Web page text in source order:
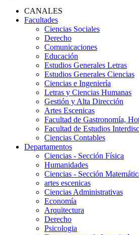
CANALES
Facultades
Ciencias Sociales
Derecho
Comunicaciones
Educación
Estudios Generales Letras
Estudios Generales Ciencias
Ciencias e Ingeniería
Letras y Ciencias Humanas
Gestión y Alta Dirección
Artes Escenicas
Facultad de Gastronomía,
Facultad de Estudios
Ciencias Contables
Departamentos
Ciencias - Sección Física
Humanidades
Ciencias - Sección
artes escenicas
Ciencias Administrativas
Economía
Arquitectura
Derecho
Psicologia